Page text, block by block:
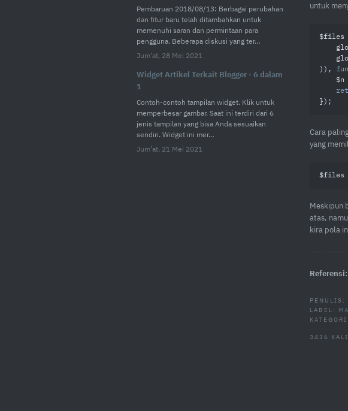
untuk
$files
)),
});
Cara
yang
$files
Meskipun
atas,
kira pola
Referensi:
PENULIS:
LABEL:
KATEGORI:
3436
Pembaruan 2018/08/13: Berbagai perubahan
dan fitur baru telah ditambahkan untuk
memenuhi saran dan permintaan para
pengguna. Beberapa diskusi yang ter…
Jum’at, 28 Mei 2021
Widget Artikel Terkait Blogger · 6 dalam
1
Contoh-contoh tampilan widget. Klik untuk
memperbesar gambar. Saat ini terdiri dari 6
jenis tampilan yang bisa Anda sesuaikan
sendiri. Widget ini mer…
Jum’at, 21 Mei 2021